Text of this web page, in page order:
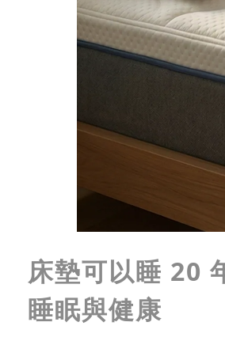
床墊可以睡 20
睡眠與健康